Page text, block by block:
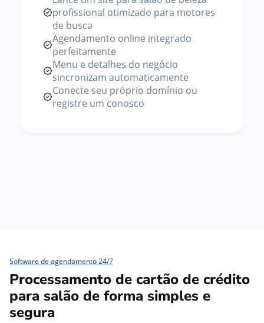
profissional otimizado para motores
de busca
Agendamento online integrado
perfeitamente
Menu e detalhes do negócio
sincronizam automaticamente
Conecte seu próprio domínio ou
registre um conosco
Software de agendamento 24/7
Processamento de cartão de crédito
para salão de forma simples e
segura